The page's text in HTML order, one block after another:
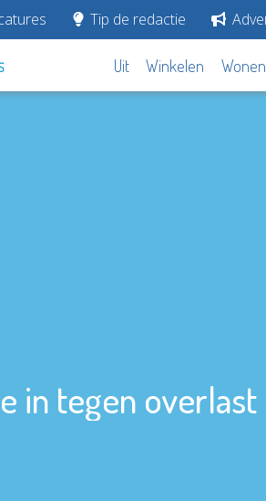
Tip de redactie
Uit Winkelen Wonen
in tegen overlast